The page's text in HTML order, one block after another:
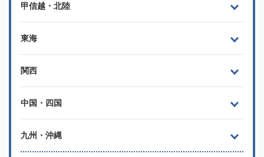
甲信越・北陸
東海
関西
中国・四国
九州・沖縄